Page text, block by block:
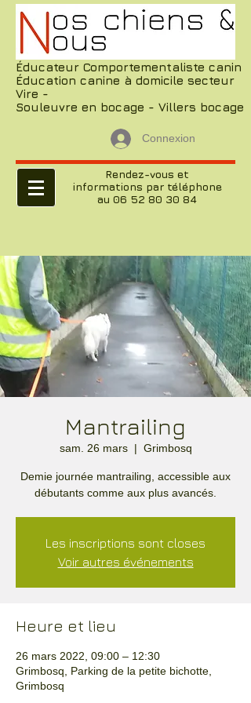
Éducateur Comportementaliste canin
Éducation canine à domicile secteur
Vire -
Souleuvre en bocage - Villers bocage
Connexion
Rendez-vous et
informations par téléphone
au 06 52 80 30 84
Mantrailing
sam. 26 mars
  |
Grimbosq
Demie journée mantrailing, accessible aux
débutants comme aux plus avancés.
Les inscriptions sont closes
Voir autres événements
Heure et lieu
26 mars 2022, 09:00 – 12:30
Grimbosq, Parking de la petite bichotte,
Grimbosq